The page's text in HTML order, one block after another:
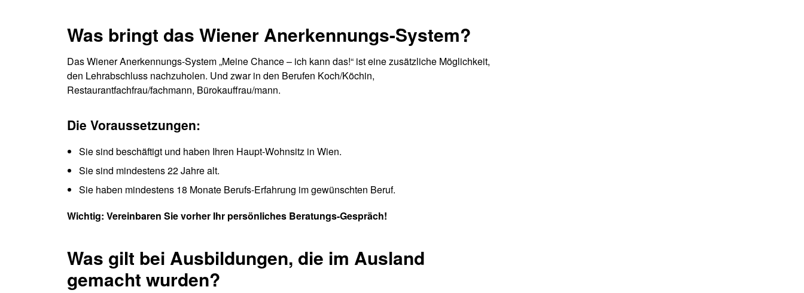
Was bringt das Wiener Anerkennungs-System?
Das Wiener Anerkennungs-System „Meine Chance – ich kann das!“ ist eine zusätzliche Möglichkeit,
den Lehrabschluss nachzuholen. Und zwar in den Berufen Koch/Köchin,
Restaurantfachfrau/fachmann, Bürokauffrau/mann.
Die Voraussetzungen:
Sie sind beschäftigt und haben Ihren Haupt-Wohnsitz in Wien.
Sie sind mindestens 22 Jahre alt.
Sie haben mindestens 18 Monate Berufs-Erfahrung im gewünschten Beruf.
Wichtig: Vereinbaren Sie vorher Ihr persönliches Beratungs-Gespräch!
Was gilt bei Ausbildungen, die im Ausland
gemacht wurden?